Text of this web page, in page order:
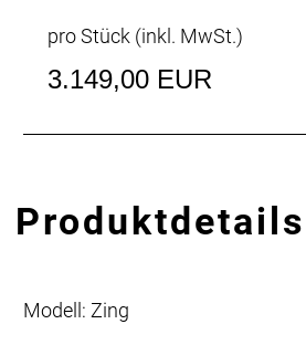
pro Stück (inkl. MwSt.)
3.149,00 EUR
Produktdetails
Modell: Zing